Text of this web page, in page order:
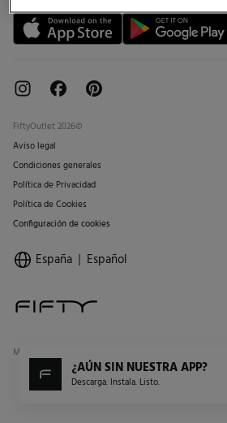
FiftyOutlet 2026©
Aviso legal
Condiciones generales
Política de Privacidad
Política de Cookies
Configuración de cookies
España Español
Marcas Tendam
¿AÚN SIN NUESTRA APP?
Descarga. Instala. Listo.